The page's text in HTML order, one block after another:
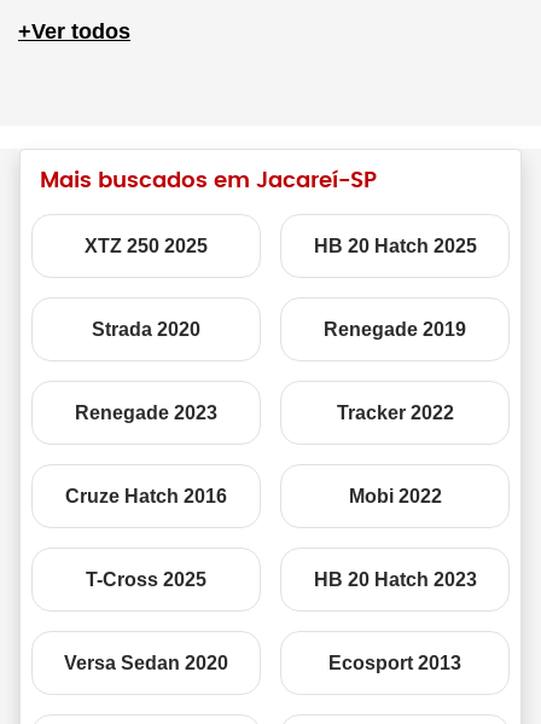
+Ver todos
Mais buscados em Jacareí-SP
XTZ 250 2025 HB 20 Hatch 2025
Strada 2020 Renegade 2019
Renegade 2023 Tracker 2022
Cruze Hatch 2016 Mobi 2022
T-Cross 2025 HB 20 Hatch 2023
Versa Sedan 2020 Ecosport 2013